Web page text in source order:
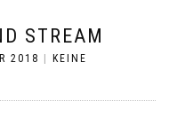
STREAM
2018
KEINE